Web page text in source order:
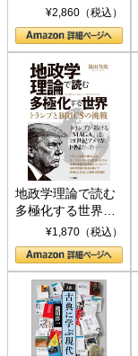
¥2,860（税込）
地政学理論で読む
多極化する世界：
トランプとBRICS
の挑戦
¥1,870（税込）